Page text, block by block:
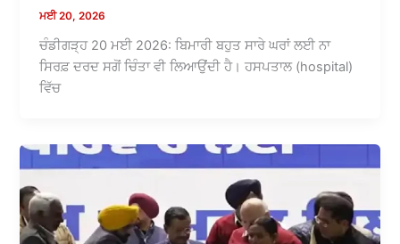
ਮਈ 20, 2026
ਚੰਡੀਗੜ੍ਹ 20 ਮਈ 2026: ਬਿਮਾਰੀ ਬਹੁਤ ਸਾਰੇ ਘਰਾਂ ਲਈ ਨਾ
ਸਿਰਫ਼ ਦਰਦ ਸਗੋਂ ਚਿੰਤਾ ਵੀ ਲਿਆਉਂਦੀ ਹੈ। ਹਸਪਤਾਲ (hospital)
ਵਿੱਚ